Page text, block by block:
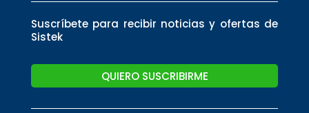
Suscríbete para recibir noticias y ofertas de
Sistek
QUIERO SUSCRIBIRME